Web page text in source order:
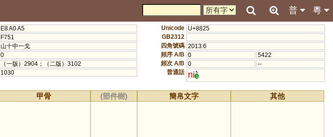
粵
普
E8 A0 A5
F751
山十中一戈
0
（一版）2904；（二版）3102
1030
Unicode U+8825
GB2312
四角號碼 2013.6
頻序 A/B 0
5422
頻次 A/B 0
--
普通話 ni
甲骨 (部件樹) 簡帛文字 其他